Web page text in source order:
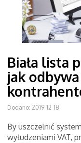
Biała lista
jak
Dodano: 2019-12-18
By uszczelnić
wyłudzeniami VAT,